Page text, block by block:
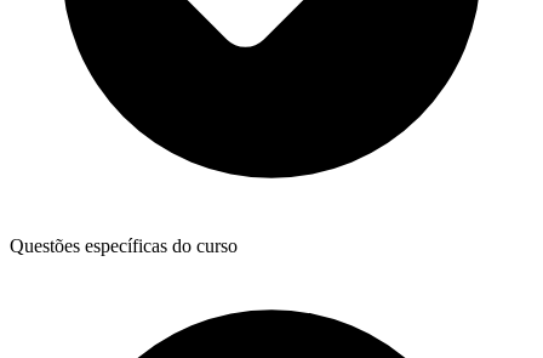
Questões específicas do curso